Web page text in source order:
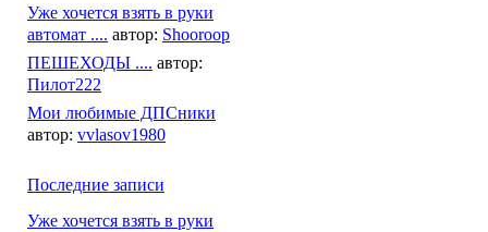
Уже хочется взять в руки
автомат .... автор: Shooroop
ПЕШЕХОДЫ .... автор:
Пилот222
Мои любимые ДПСники
автор: vvlasov1980
Последние записи
Уже хочется взять в руки